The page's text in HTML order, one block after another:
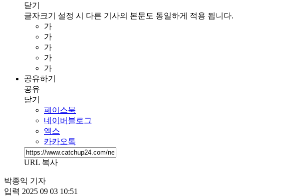
닫기
글자크기 설정 시 다른 기사의 본문도 동일하게 적용 됩니다.
가
가
가
가
가
공유하기
공유
닫기
페이스북
네이버블로그
엑스
카카오톡
URL 복사
박종익 기자
입력 2025 09 03 10:51